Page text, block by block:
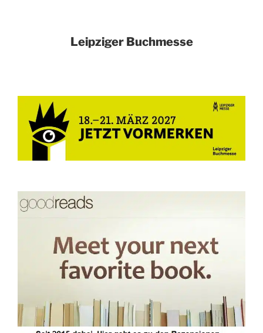
Leipziger Buchmesse